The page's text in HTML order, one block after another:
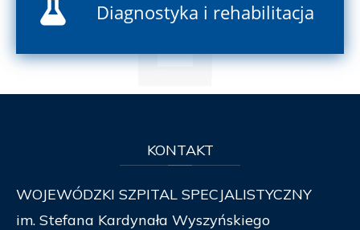
Diagnostyka i rehabilitacja
KONTAKT
WOJEWÓDZKI SZPITAL SPECJALISTYCZNY
im. Stefana Kardynała Wyszyńskiego